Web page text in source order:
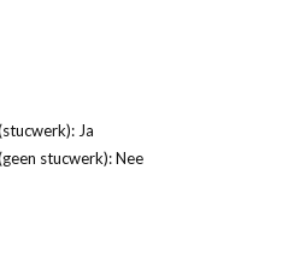
Ja
stucwerk): Nee